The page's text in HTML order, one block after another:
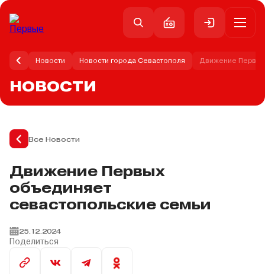
Новости Новости города Севастополя Движение
НОВОСТИ
Все Новости
Движение Первых
объединяет
севастопольские семьи
25.12.2024
Поделиться